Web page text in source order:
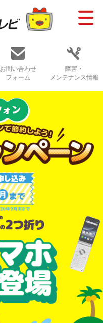
お問い合わせ
フォーム
障害・
メンテナンス情報